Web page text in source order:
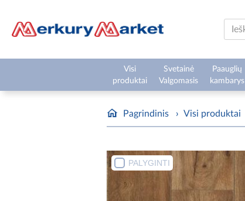
Visi
produktai
Svetainė
Valgomasis
Paauglių
kambarys
Pagrindinis › Visi produktai
PALYGINTI